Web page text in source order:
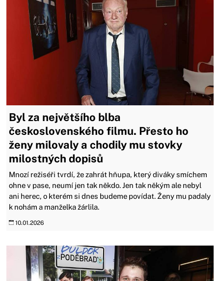
Byl za největšího blba
československého filmu. Přesto ho
ženy milovaly a chodily mu stovky
milostných dopisů
Mnozí režiséři tvrdí, že zahrát hňupa, který diváky smíchem
ohne v pase, neumí jen tak někdo. Jen tak někým ale nebyl
ani herec, o kterém si dnes budeme povídat. Ženy mu padaly
k nohám a manželka žárlila.
10.01.2026